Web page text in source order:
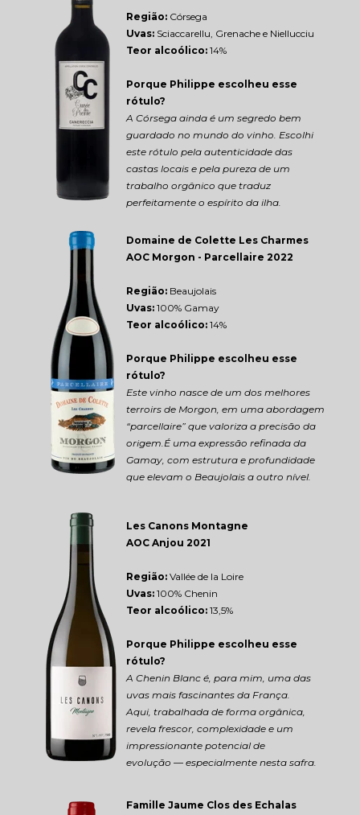
Domaine de Colette Les Charmes
AOC Morgon - Parcellaire 2022
Região: Beaujolais
Uvas: 100% Gamay
Teor alcoólico: 14%
Porque Philippe escolheu esse
rótulo?
Este vinho nasce de um dos melhores
terroirs de Morgon, em uma abordagem
“parcellaire” que valoriza a precisão da
origem.É uma expressão refinada da
Gamay, com estrutura e profundidade
que elevam o Beaujolais a outro nível.
Les Canons Montagne
AOC Anjou 2021
Região: Vallée de la Loire
Uvas: 100% Chenin
Teor alcoólico: 13,5%
Porque Philippe escolheu esse
rótulo?
A Chenin Blanc é, para mim, uma das
uvas mais fascinantes da França.
Aqui, trabalhada de forma orgânica,
revela frescor, complexidade e um
impressionante potencial de
evolução — especialmente nesta safra.
Região: Córsega
Uvas: Sciaccarellu, Grenache e Niellucciu
Teor alcoólico: 14%
Porque Philippe escolheu esse
rótulo?
A Córsega ainda é um segredo bem
guardado no mundo do vinho. Escolhi
este rótulo pela autenticidade das
castas locais e pela pureza de um
trabalho orgânico que traduz
perfeitamente o espírito da ilha.
Famille Jaume Clos des Echalas